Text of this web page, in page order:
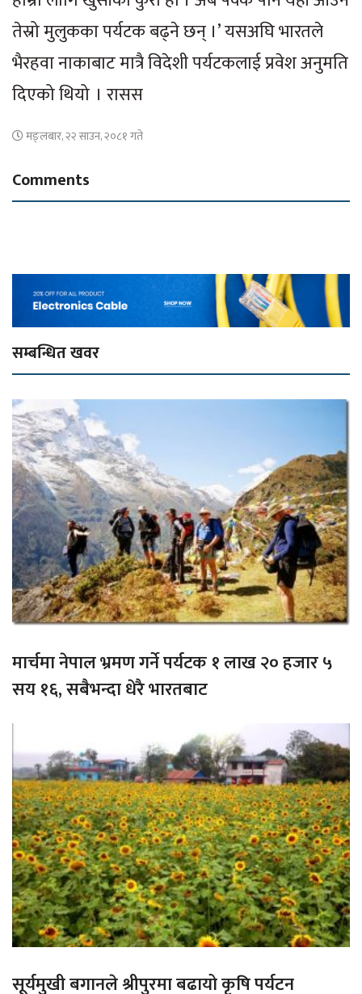
तेस्रो मुलुकका पर्यटक बढ्ने छन् ।’ यसअघि भारतले
भैरहवा नाकाबाट मात्रै विदेशी पर्यटकलाई प्रवेश अनुमति
दिएको थियो । रासस
मङ्लबार, २२ साउन, २०८१ गते
Comments
सम्बन्धित खवर
मार्चमा नेपाल भ्रमण गर्ने पर्यटक १ लाख २० हजार ५
सय १६, सबैभन्दा धेरै भारतबाट
सूर्यमुखी बगानले श्रीपुरमा बढायो कृषि पर्यटन